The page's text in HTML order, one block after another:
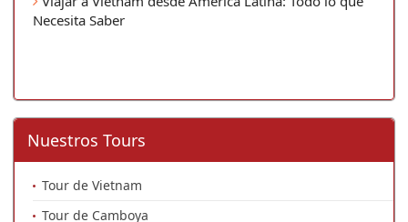
Necesita Saber
Nuestros Tours
Tour de Vietnam
Tour de Camboya